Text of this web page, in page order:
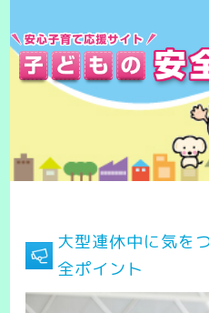
大型連休中に気を
全ポイント